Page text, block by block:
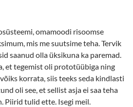
omamoodi risoomse
mis me suutsime teha. Tervik
saanud olla üksikuna ka paremad.
et tegemist oli prototüübiga ning
korrata, siis teeks seda kindlasti
oli see, et sellist asja ei saa teha
Piirid tulid ette. Isegi meil.